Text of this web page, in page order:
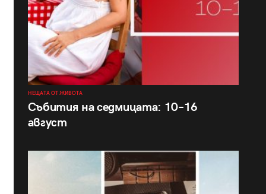
НЕЩАТА ОТ ЖИВОТА
Събития на седмицата: 10–16
август